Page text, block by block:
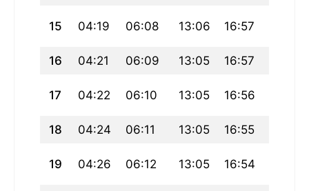
15 04:19 06:08 13:06 16:57
16 04:21 06:09 13:05 16:57
17 04:22 06:10 13:05 16:56
18 04:24 06:11 13:05 16:55
19 04:26 06:12 13:05 16:54